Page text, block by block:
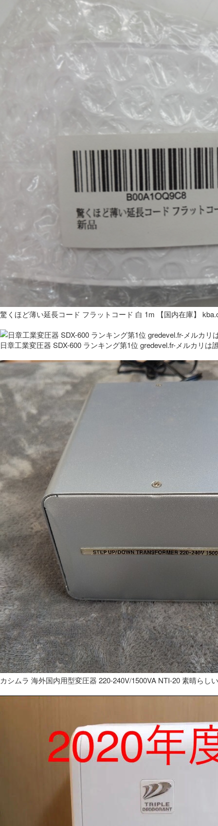
驚くほど薄い延長コード フラットコード 白 1m 【国内在庫】
日章工業変圧器 SDX-600 ランキング第1位 gredevel.fr-メルカリは
カシムラ 海外国内用型変圧器 220-240V/1500VA NTI-20 素晴らし